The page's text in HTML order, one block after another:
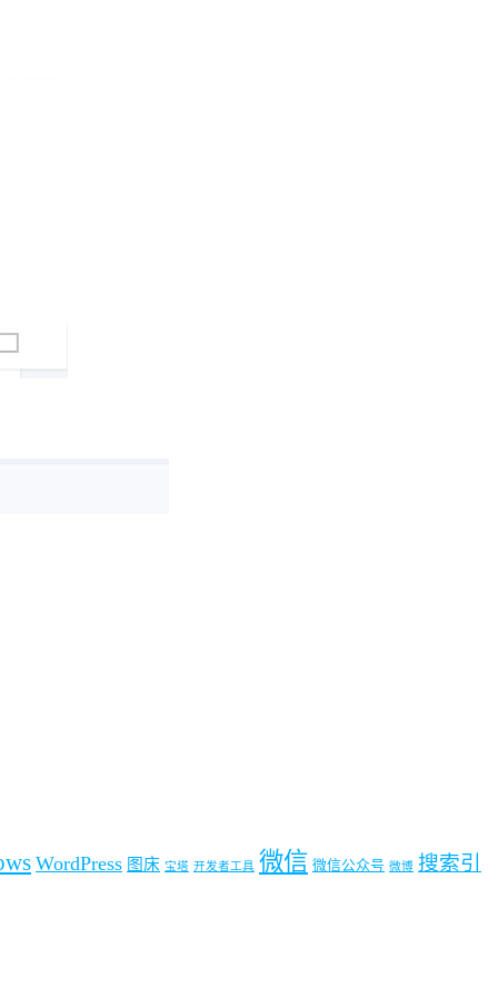
WordPress 图床 宝塔 开发者工具 微信 微信公众号 微博 搜索引